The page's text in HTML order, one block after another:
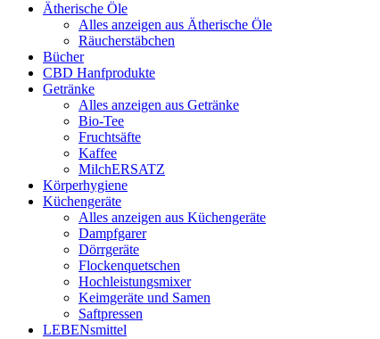
Ätherische Öle
Alles anzeigen aus Ätherische Öle
Räucherstäbchen
Bücher
CBD Hanfprodukte
Getränke
Alles anzeigen aus Getränke
Bio-Tee
Fruchtsäfte
Kaffee
MilchERSATZ
Körperhygiene
Küchengeräte
Alles anzeigen aus Küchengeräte
Dampfgarer
Dörrgeräte
Flockenquetschen
Hochleistungsmixer
Keimgeräte und Samen
Saftpressen
LEBENsmittel